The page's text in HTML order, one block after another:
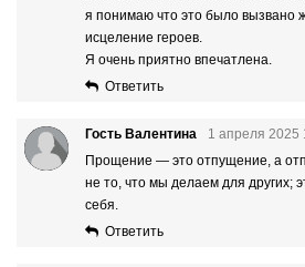
я понимаю что это было вызвано
исцеление героев.
Я очень приятно впечатлена.
Ответить
Гость Валентина
1 апреля 2025
Прощение — это отпущение, а
не то, что мы делаем для других;
себя.
Ответить